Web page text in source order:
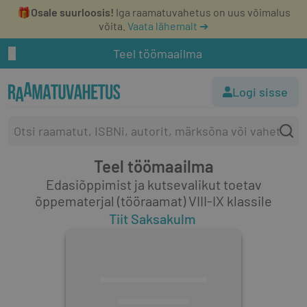
🎁Osale suurloosis! Iga raamatuvahetus on uus võimalus
võita. Vaata lähemalt ➔
Teel töömaailma
Logi sisse
Teel töömaailma
Edasiõppimist ja kutsevalikut toetav
õppematerjal (tööraamat) VIII-IX klassile
Tiit Saksakulm